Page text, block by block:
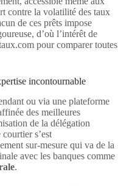
contre la volatilité des taux
de ces prêts impose
d’où l’intérêt de
pour comparer toutes
incontournable
ou via une plateforme
des meilleures
de la délégation
s’est
sur-mesure qui va de la
avec les banques comme
.